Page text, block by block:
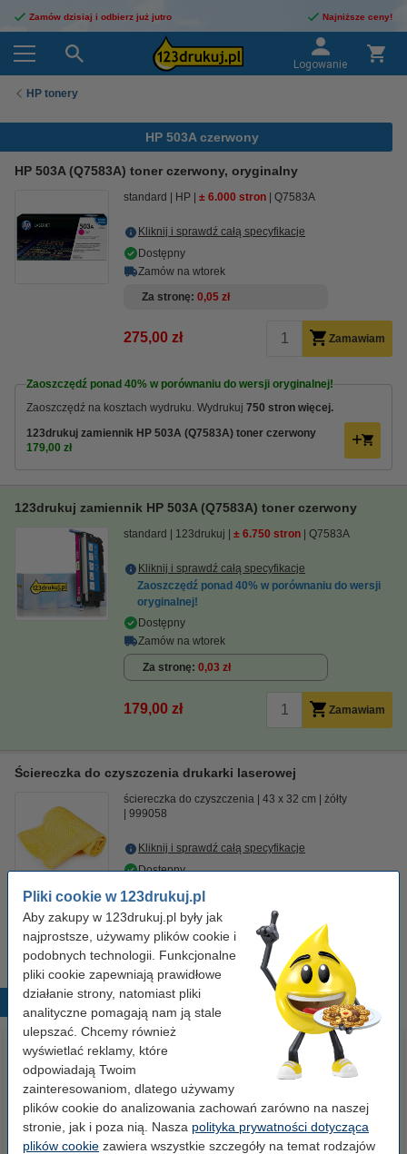
Pliki cookie w 123drukuj.pl
Aby zakupy w 123drukuj.pl były jak
najprostsze, używamy plików cookie i
podobnych technologii. Funkcjonalne
pliki cookie zapewniają prawidłowe
działanie strony, natomiast pliki
analityczne pomagają nam ją stale
ulepszać. Chcemy również
wyświetlać reklamy, które
odpowiadają Twoim
zainteresowaniom, dlatego używamy
plików cookie do analizowania zachowań zarówno na naszej
stronie, jak i poza nią. Nasza polityka prywatności dotycząca
plików cookie zawiera wszystkie szczegóły na temat rodzajów
Zamów dzisiaj i odbierz już jutro Najniższe ceny!
Logowanie
HP tonery
HP 503A czerwony
HP 503A (Q7583A) toner czerwony, oryginalny
standard HP ± 6.000 stron Q7583A
Kliknij i sprawdź całą specyfikacje
Dostępny
Zamów na wtorek
Za stronę 0,05 zł
275,00 zł Zamawiam
Zaoszczędź ponad 40% w porównaniu do wersji oryginalnej!
Zaoszczędź na kosztach wydruku. Wydrukuj 750 stron więcej.
123drukuj zamiennik HP 503A (Q7583A) toner czerwony
179,00 zł
123drukuj zamiennik HP 503A (Q7583A) toner czerwony
standard 123drukuj ± 6.750 stron Q7583A
Kliknij i sprawdź całą specyfikacje
Zaoszczędź ponad 40% w porównaniu do wersji
oryginalnej!
Dostępny
Zamów na wtorek
Za stronę 0,03 zł
179,00 zł Zamawiam
Ściereczka do czyszczenia drukarki laserowej
ściereczka do czyszczenia 43 x 32 cm
żółty
999058
Kliknij i sprawdź całą specyfikacje
Dostępny
Zamów na wtorek
7,50 zł
Popularne produkty